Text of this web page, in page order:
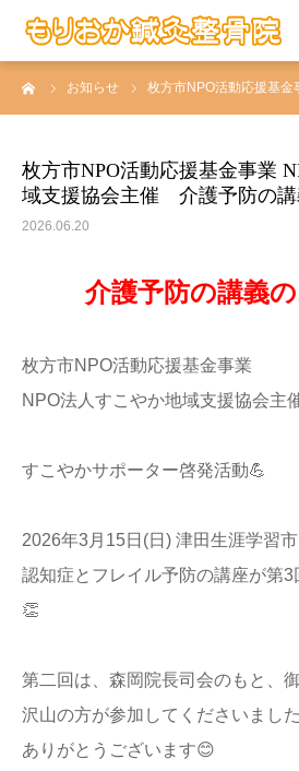
お知らせ 枚方市NPO活動応援基
枚方市NPO活動応援基金事業
域支援協会主催 介護予防の講
2026.06.20
介護予防の講義
枚方市NPO活動応援基金事業
NPO法人すこやか地域支援協会主
すこやかサポーター啓発活動💪
2026年3月15日(日) 津田生涯学習
認知症とフレイル予防の講座が第
👏
第二回は、森岡院長司会のもと、
沢山の方が参加してくださいました
ありがとうございます😊
当院の施術
患者さんの声
当院について
アクセス